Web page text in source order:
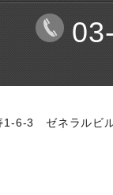
1-6-3
ゼネラルビ